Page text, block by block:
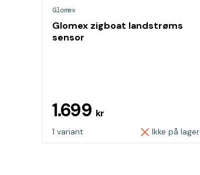
Glomex
Glomex zigboat landstrøms
sensor
1.699 kr
1 variant Ikke på lager